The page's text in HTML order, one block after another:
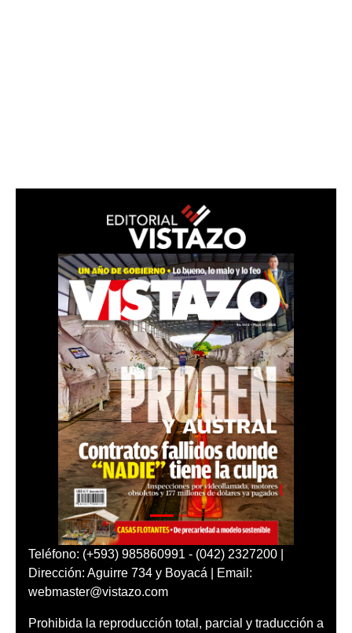
Teléfono: (+593) 985860991 - (042) 2327200 |
Dirección: Aguirre 734 y Boyacá | Email:
webmaster@vistazo.com
Prohibida la reproducción total, parcial y traducción a